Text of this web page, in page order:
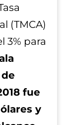
(TMCA)
3% para
fue
y